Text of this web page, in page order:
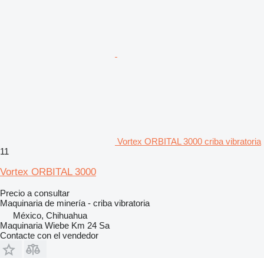
Vortex ORBITAL 3000 criba vibratoria
11
Vortex ORBITAL 3000
Precio a consultar
Maquinaria de minería - criba vibratoria
México, Chihuahua
Maquinaria Wiebe Km 24 Sa
Contacte con el vendedor